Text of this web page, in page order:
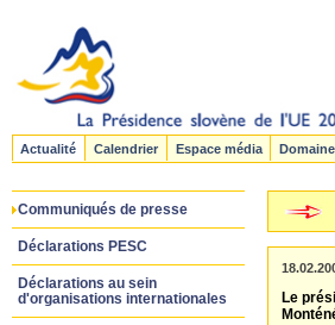
Actualité Calendrier Espace média
Communiqués de presse
Déclarations PESC
Déclarations au sein
d'organisations internationales
Le